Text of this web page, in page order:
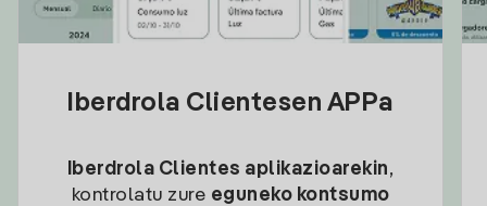
Iberdrola Clientesen APPa
Iberdrola Clientes aplikazioarekin,
kontrolatu zure eguneko kontsumo